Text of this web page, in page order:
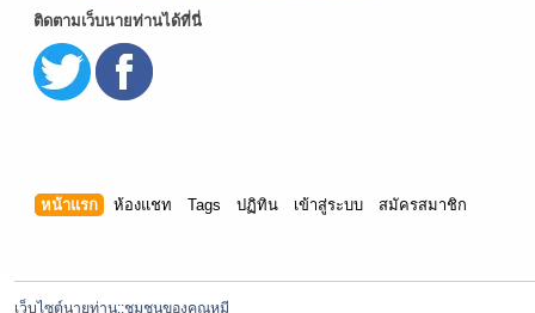
ติดตามเว็บนายท่านได้ที่นี่
หน้าแรก ห้องแชท Tags ปฏิทิน เข้าสู่ระบบ สมัครสมาชิก
เว็บไซต์นายท่าน::ชุมชนของคุณหมี